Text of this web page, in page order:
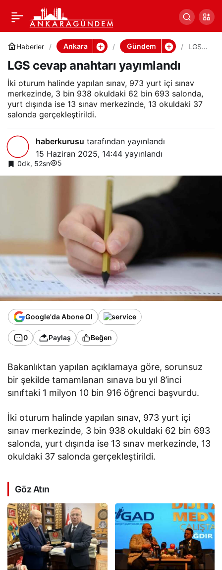
Haberler Ankara Gündem
LGS
yayıml
andı
LGS cevap anahtarı yayımlandı
İki oturum halinde yapılan sınav, 973 yurt içi sınav
merkezinde, 3 bin 938 okuldaki 62 bin 693 salonda,
yurt dışında ise 13 sınav merkezinde, 13 okuldaki 37
salonda gerçekleştirildi.
haberkurusu tarafından yayınlandı
15 Haziran 2025, 14:44 yayınlandı
0dk, 52sn 5
Google'da Abone Ol
0 Paylaş Beğen
Bakanlıktan yapılan açıklamaya göre, sorunsuz
bir şekilde tamamlanan sınava bu yıl 8’inci
sınıftaki 1 milyon 10 bin 916 öğrenci başvurdu.
İki oturum halinde yapılan sınav, 973 yurt içi
sınav merkezinde, 3 bin 938 okuldaki 62 bin 693
salonda, yurt dışında ise 13 sınav merkezinde, 13
okuldaki 37 salonda gerçekleştirildi.
Göz Atın
LGS cevap anahtarı
yayımlandı
0 Paylaş